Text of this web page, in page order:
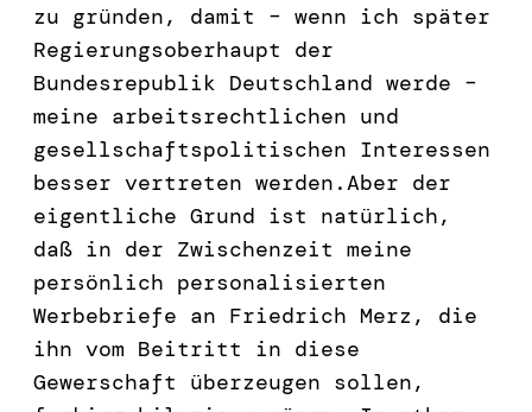
zu gründen, damit – wenn ich später
Regierungsoberhaupt der
Bundesrepublik Deutschland werde –
meine arbeitsrechtlichen und
gesellschaftspolitischen Interessen
besser vertreten werden.Aber der
eigentliche Grund ist natürlich,
daß in der Zwischenzeit meine
persönlich personalisierten
Werbebriefe an Friedrich Merz, die
ihn vom Beitritt in diese
Gewerschaft überzeugen sollen,